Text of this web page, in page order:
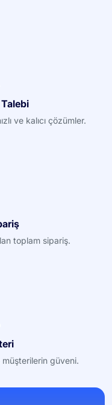
ve kalıcı çözümler.
toplam sipariş.
güveni.